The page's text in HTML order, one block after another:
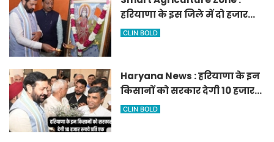
हरियाणा के इस जिले में दो हजार
एकड़ में बनेगा स्मार्ट एग्रीकल्चर
CLIN BOLD
Haryana News : हरियाणा के इन
किसानों को सरकार देगी 10 हजार
रुपये प्रति एकड़, सीएम सैनी की
CLIN BOLD